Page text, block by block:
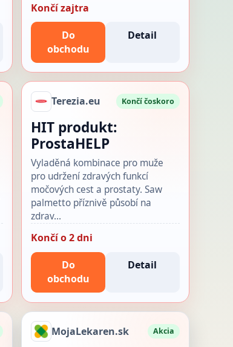
Končí zajtra
Do
obchodu
Detail
Terezia.eu Končí čoskoro
HIT produkt:
ProstaHELP
Vyladěná kombinace pro muže
pro udržení zdravých funkcí
močových cest a prostaty. Saw
palmetto příznivě působí na
zdrav…
Končí o 2 dni
Do
obchodu
Detail
MojaLekaren.sk Akcia